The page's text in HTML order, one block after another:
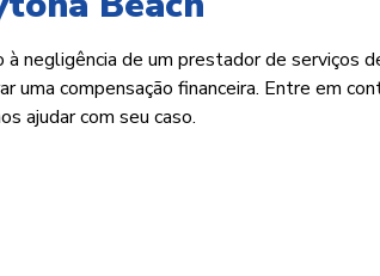
negligência de um prestador de serviços
uma compensação financeira. Entre em
ajudar com seu caso.